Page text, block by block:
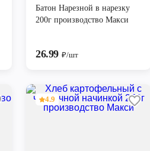
Батон Нарезной в нарезку
200г производство Макси
26.99 ₽/шт
4.9